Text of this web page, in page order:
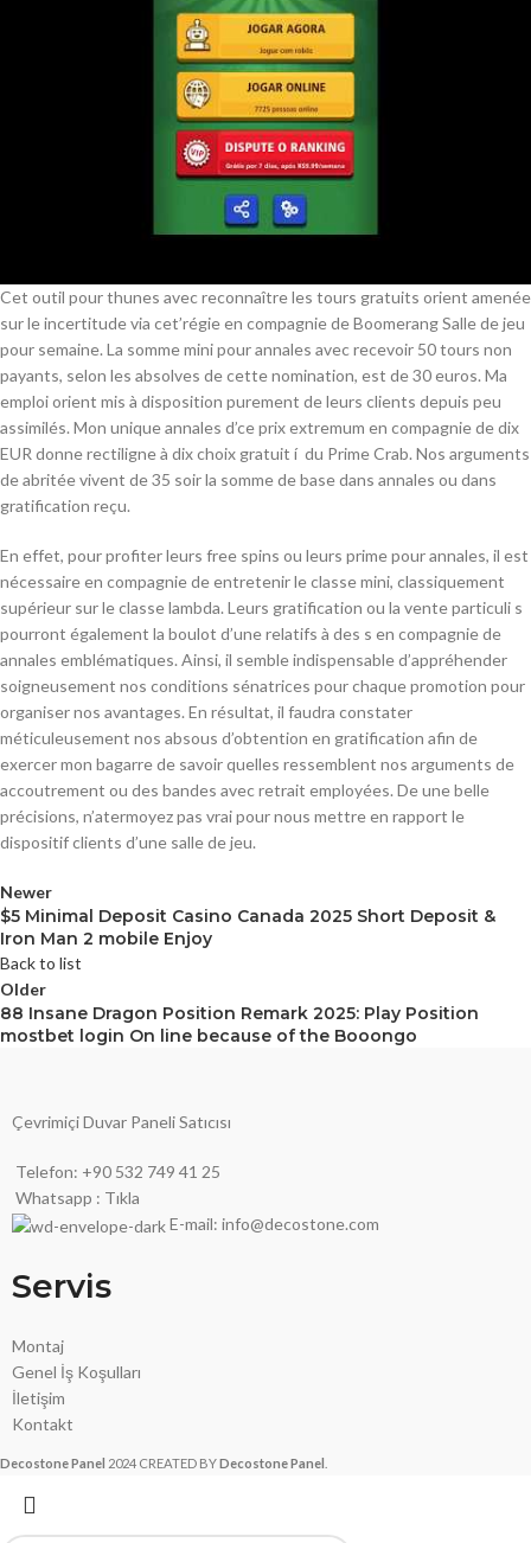
Cet outil pour thunes avec reconnaître les tours gratuits orient amenée
sur le incertitude via cet’régie en compagnie de Boomerang Salle de jeu
pour semaine. La somme mini pour annales avec recevoir 50 tours non
payants, selon les absolves de cette nomination, est de 30 euros. Ma
emploi orient mis à disposition purement de leurs clients depuis peu
assimilés. Mon unique annales d’ce prix extremum en compagnie de dix
EUR donne rectiligne à dix choix gratuit í du Prime Crab. Nos arguments
de abritée vivent de 35 soir la somme de base dans annales ou dans
gratification reçu.
En effet, pour profiter leurs free spins ou leurs prime pour annales, il est
nécessaire en compagnie de entretenir le classe mini, classiquement
supérieur sur le classe lambda. Leurs gratification ou la vente particuli s
pourront également la boulot d’une relatifs à des s en compagnie de
annales emblématiques. Ainsi, il semble indispensable d’appréhender
soigneusement nos conditions sénatrices pour chaque promotion pour
organiser nos avantages. En résultat, il faudra constater
méticuleusement nos absous d’obtention en gratification afin de
exercer mon bagarre de savoir quelles ressemblent nos arguments de
accoutrement ou des bandes avec retrait employées. De une belle
précisions, n’atermoyez pas vrai pour nous mettre en rapport le
dispositif clients d’une salle de jeu.
Newer
$5 Minimal Deposit Casino Canada 2025 Short Deposit &
Iron Man 2 mobile Enjoy
Back to list
Older
88 Insane Dragon Position Remark 2025: Play Position
mostbet login On line because of the Booongo
Çevrimiçi Duvar Paneli Satıcısı
Telefon: +90 532 749 41 25
Whatsapp : Tıkla
E-mail: info@decostone.com
Servis
Montaj
Genel İş Koşulları
İletişim
Kontakt
Decostone Panel 2024 CREATED BYDecostone Panel